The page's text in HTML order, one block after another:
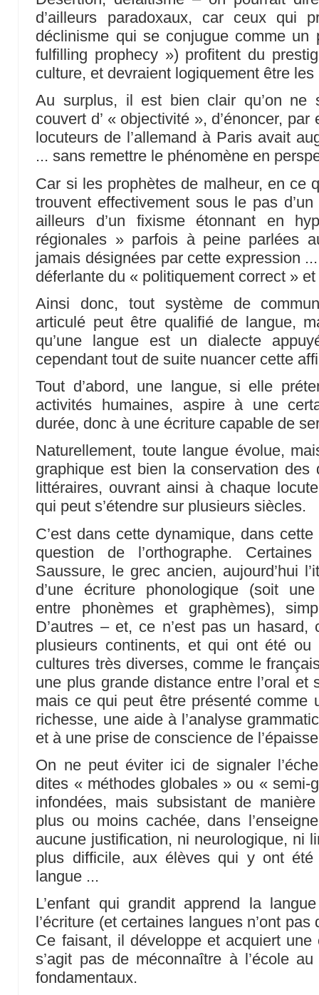
d’ailleurs paradoxaux, car ceux qui
déclinisme qui se conjugue comme un
fulfilling prophecy ») profitent du
culture, et devraient logiquement être
Au surplus, il est bien clair qu’on ne
couvert d’ « objectivité », d’énoncer,
locuteurs de l’allemand à Paris avait
... sans remettre le phénomène en
Car si les prophètes de malheur, en ce
trouvent effectivement sous le pas
ailleurs d’un fixisme étonnant en
régionales » parfois à peine parlées
jamais désignées par cette expression
déferlante du « politiquement correct »
Ainsi donc, tout système de
articulé peut être qualifié de langue,
qu’une langue est un dialecte
cependant tout de suite nuancer cette
Tout d’abord, une langue, si elle
activités humaines, aspire à une
durée, donc à une écriture capable de
Naturellement, toute langue évolue,
graphique est bien la conservation des
littéraires, ouvrant ainsi à chaque
qui peut s’étendre sur plusieurs siècles.
C’est dans cette dynamique, dans
question de l’orthographe.
Saussure, le grec ancien, aujourd’hui
d’une écriture phonologique (soit
entre phonèmes et graphèmes),
D’autres – et, ce n’est pas un
plusieurs continents, et qui ont été
cultures très diverses, comme le
une plus grande distance entre l’oral et
mais ce qui peut être présenté comme
richesse, une aide à l’analyse
et à une prise de conscience de
On ne peut éviter ici de signaler
dites « méthodes globales » ou « semi-
infondées, mais subsistant de
plus ou moins cachée, dans
aucune justification, ni neurologique, ni
plus difficile, aux élèves qui y ont
langue ...
L’enfant qui grandit apprend la
l’écriture (et certaines langues n’ont
Ce faisant, il développe et acquiert une
s’agit pas de méconnaître à l’école
fondamentaux.